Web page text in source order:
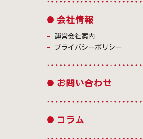
会社情報
運営会社案内
プライバシーポリシー
お問い合わせ
コラム